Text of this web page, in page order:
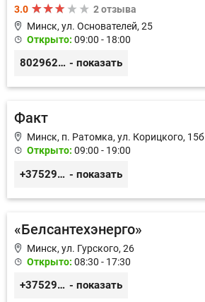
3.0
2 отзыва
Минск, ул. Основателей, 25
Открыто: 09:00 - 18:00
80296238800 - показать
Факт
Минск, п. Ратомка, ул. Корицкого, 15б
Открыто: 09:00 - 19:00
+375296164952 - показать
«Белсантехэнерго»
Минск, ул. Гурского, 26
Открыто: 08:30 - 17:30
+375296434622 - показать